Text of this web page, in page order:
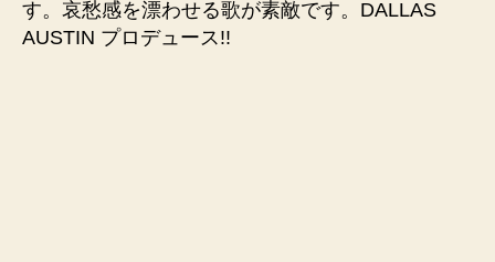
す。哀愁感を漂わせる歌が素敵です。DALLAS
AUSTIN プロデュース!!